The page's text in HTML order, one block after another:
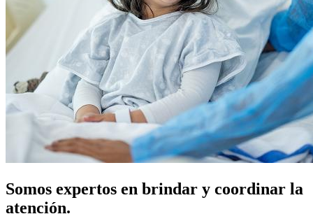
Somos expertos en brindar y coordinar la
atención.